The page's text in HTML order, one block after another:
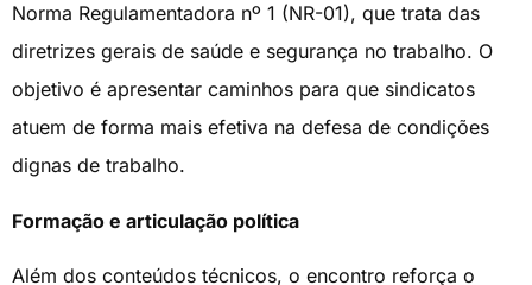
Norma Regulamentadora nº 1 (NR-01), que trata das
diretrizes gerais de saúde e segurança no trabalho. O
objetivo é apresentar caminhos para que sindicatos
atuem de forma mais efetiva na defesa de condições
dignas de trabalho.
Formação e articulação política
Além dos conteúdos técnicos, o encontro reforça o